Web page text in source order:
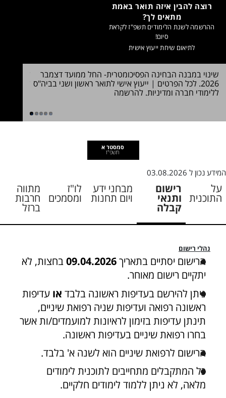
למועדי שינוי במבנה הבחינה הפסיכומטרית- החל ממועד דצמבר
2026. לכל הפרטים | ייעוץ אישי לתואר ראשון ושני בביה"ס
ללימודי חברה ומדיניות. להרשמה
1 2 3 4 5
רוצה להבין איזה תואר באמת
מתאים לך?
ההרשמה לשנת הלימודים תשפ"ז לקראת
סיום!
לתיאום שיחת ייעוץ אישית
סמסטר א
תשפ"ז
המידע נכון ל 03.08.2026
על
התוכנית
רישום
ותנאי
קבלה
מבחני ידע
ויום תחנות
לו"ז
ומסמכים
מתווה
חרבות
ברזל
נהלי רישום
הרישום יסתיים בתאריך09.04.2026בחצות, לא
יתקיים רישום מאוחר.
ניתן להירשם בעדיפות ראשונה בלבד או עדיפות
ראשונה רפואה ועדיפות שניה רפואת שיניים,
תינתן עדיפות בזימון לראיונות למועמדים/ות אשר
בחרו רפואת שיניים בעדיפות ראשונה.
הרישום לרפואת שיניים הוא לשנה א' בלבד.
כל המתקבלים מתחייבים לתוכנית לימודים
מלאה, לא ניתן ללמוד לימודים חלקיים.